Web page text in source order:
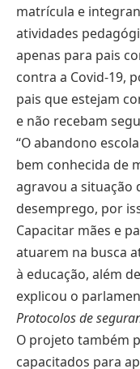
matrícula e
atividades
apenas para pais
contra a Covid-19,
pais que estejam
e não recebam
“O abandono
bem conhecida de
agravou a situação
desemprego, por
Capacitar mães e
atuarem na busca
à educação, além
explicou o
Protocolos de
O projeto também
capacitados para